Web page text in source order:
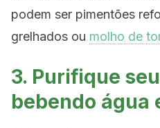
podem ser pimentões
grelhados ou molho de
3. Purifique
bebendo água